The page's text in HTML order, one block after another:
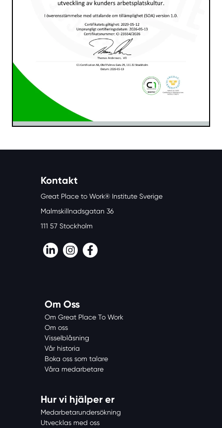
Kontakt
Great Place to Work® Institute Sverige
Malmskillnadsgatan 36
111 57 Stockholm
LinkedInInstagramFacebook
Om Oss
Om Great Place To Work
Om oss
Visselblåsning
Vår historia
Boka oss som talare
Våra medarbetare
Hur vi hjälper er
Medarbetarundersökning
Utvecklas med oss